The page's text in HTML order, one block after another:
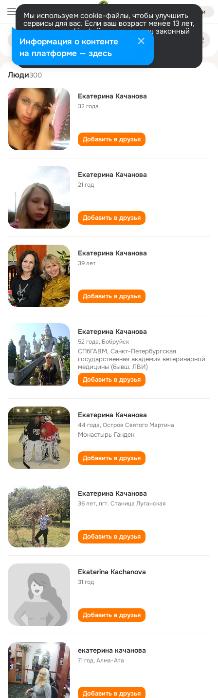
Войти
Мы используем cookie-файлы, чтобы улучшить
сервисы для вас. Если ваш возраст менее 13 лет,
настроить cookie-файлы должен ваш законный
представитель. Больше информации
Разрешить все Настроить
Поиск
людям
ekaterina kachanova
Люди300
Екатерина Качанова
32 года
Добавить в друзья
Екатерина Качанова
21 год
Добавить в друзья
Екатерина Качанова
39 лет
Добавить в друзья
Екатерина Качанова
52 года, Бобруйск
СПбГАВМ, Санкт-Петербургская
государственная академия ветеринарной
медицины (бывш. ЛВИ)
Добавить в друзья
Екатерина Качанова
44 года,Остров Святого Мартина
Монастырь Ганден
Добавить в друзья
Екатерина Качанова
36 лет,пгт. Станица Луганская
Добавить в друзья
Ekaterina Kachanova
31 год
Добавить в друзья
екатерина качанова
71 год,Алма-Ата
Добавить в друзья
Информация о контенте
на платформе — здесь